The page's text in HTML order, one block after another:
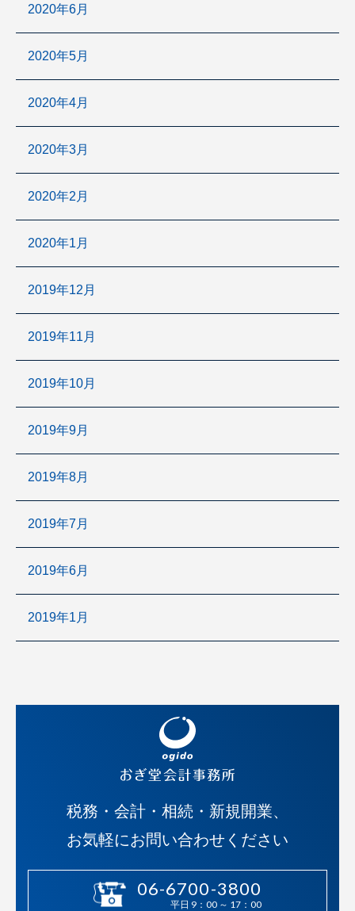
2020年6月
2020年5月
2020年4月
2020年3月
2020年2月
2020年1月
2019年12月
2019年11月
2019年10月
2019年9月
2019年8月
2019年7月
2019年6月
2019年1月
税務・会計・相続・新規開業、
お気軽にお問い合わせください
06-6700-3800
平日 9：00 ～ 17：00